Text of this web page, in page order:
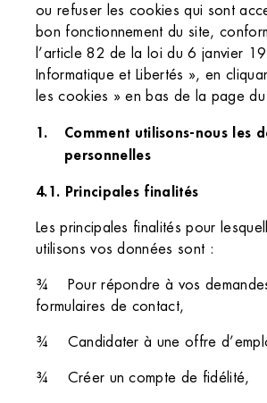
ou refuser les cookies qui sont
bon fonctionnement du site,
l’article 82 de la loi du 6 janvier
Informatique et Libertés », en
les cookies » en bas de la page
Comment utilisons-nous les
personnelles
4.1. Principales finalités
Les principales finalités pour
utilisons vos données sont :
¾ Pour répondre à vos
formulaires de contact,
¾ Candidater à une offre
¾ Créer un compte de fidélité,